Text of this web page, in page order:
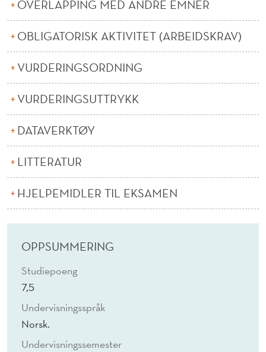
A
G
N
OVERLAPPING MED ANDRE EMNER
OBLIGATORISK AKTIVITET (ARBEIDSKRAV)
VURDERINGSORDNING
VURDERINGSUTTRYKK
DATAVERKTØY
LITTERATUR
HJELPEMIDLER TIL EKSAMEN
OPPSUMMERING
Studiepoeng
7,5
Undervisningsspråk
Norsk.
Undervisningssemester